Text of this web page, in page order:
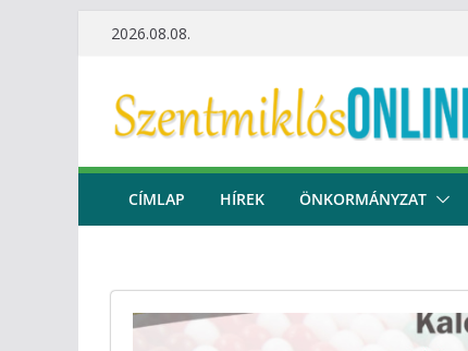
2026.08.08.
CÍMLAP HÍREK ÖNKORMÁNYZAT